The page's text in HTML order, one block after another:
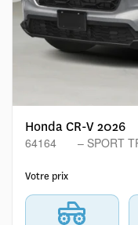
Honda CR-V 2026
64164 – SPORT
Votre prix